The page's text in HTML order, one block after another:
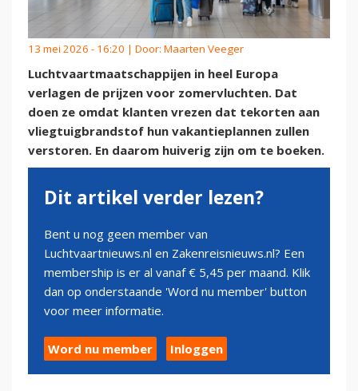
13 mei 2026 - 16:20 | Door: Maarten Veeger
Luchtvaartmaatschappijen in heel Europa
verlagen de prijzen voor zomervluchten. Dat
doen ze omdat klanten vrezen dat tekorten aan
vliegtuigbrandstof hun vakantieplannen zullen
verstoren. En daarom huiverig zijn om te boeken.
Dit artikel verder lezen?
Bent u nog geen member van
Luchtvaartnieuws.nl en Zakenreisnieuws.nl? Een
membership is er al vanaf € 5,45 per maand. Klik
dan op onderstaande 'Word nu member' button
voor meer informatie.
Word nu member Inloggen